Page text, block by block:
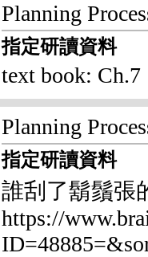
Planning
指定研讀資料
text book: Ch.7
Planning
指定研讀資料
誰刮了鬍鬚張
https://